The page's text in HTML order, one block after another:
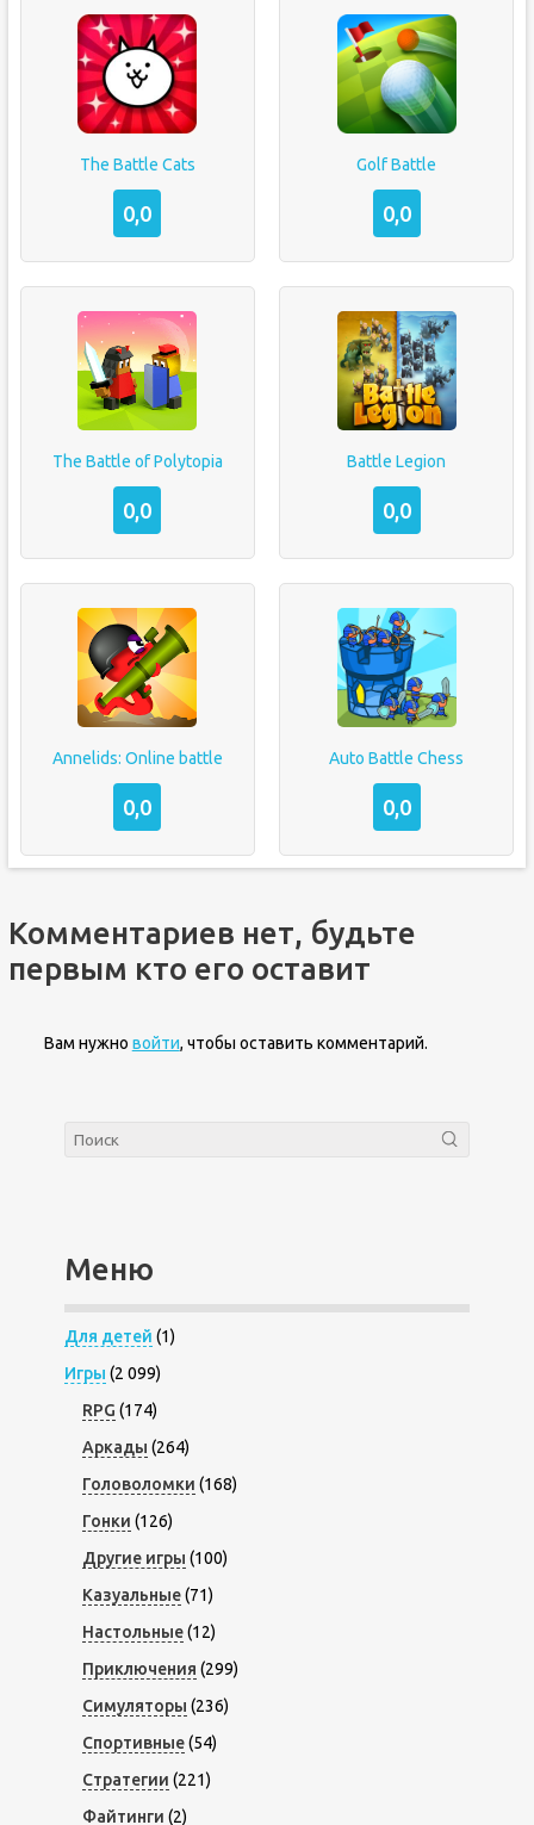
The Battle Cats
0,0
Golf Battle
0,0
The Battle of Polytopia
0,0
Battle Legion
0,0
Annelids: Online battle
0,0
Auto Battle Chess
0,0
Комментариев нет, будьте
первым кто его оставит
Вам нужно войти, чтобы оставить комментарий.
Меню
Для детей (1)
Игры (2 099)
RPG (174)
Аркады (264)
Головоломки (168)
Гонки (126)
Другие игры (100)
Казуальные(71)
Настольные(12)
Приключения (299)
Симуляторы (236)
Спортивные(54)
Стратегии (221)
Файтинги (2)